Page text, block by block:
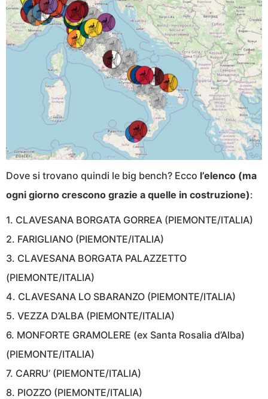
Dove si trovano quindi le big bench? Ecco l’elenco (ma
ogni giorno crescono grazie a quelle in costruzione):
1. CLAVESANA BORGATA GORREA (PIEMONTE/ITALIA)
2. FARIGLIANO (PIEMONTE/ITALIA)
3. CLAVESANA BORGATA PALAZZETTO
(PIEMONTE/ITALIA)
4. CLAVESANA LO SBARANZO (PIEMONTE/ITALIA)
5. VEZZA D’ALBA (PIEMONTE/ITALIA)
6. MONFORTE GRAMOLERE (ex Santa Rosalia d’Alba)
(PIEMONTE/ITALIA)
7. CARRU’ (PIEMONTE/ITALIA)
8. PIOZZO (PIEMONTE/ITALIA)